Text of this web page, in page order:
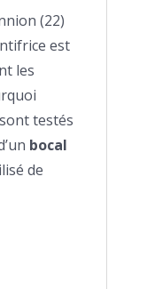
(22)
est
les
testés
bocal
de